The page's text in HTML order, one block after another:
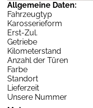
Allgemeine Daten:
Fahrzeugtyp
Karosserieform
Erst-Zul.
Getriebe
Kilometerstand
Anzahl der Türen
Farbe
Standort
Lieferzeit
Unsere Nummer